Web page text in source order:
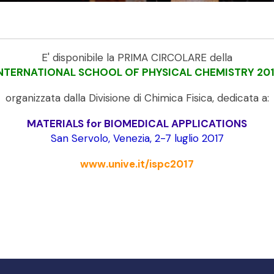
E' disponibile la PRIMA CIRCOLARE della
SCHOOL OF PHYSICAL CHEMISTRY
organizzata dalla Divisione di Chimica Fisica, dedicata a:
MATERIALS for BIOMEDICAL APPLICATIONS
San Servolo, Venezia, 2-7 luglio 2017
www.unive.it/ispc2017